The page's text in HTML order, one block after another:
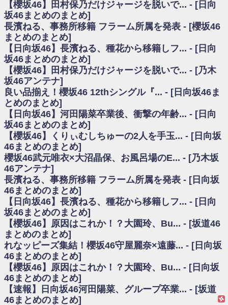
カそう...
欅坂あんてな ～欅坂46のニュース・情報・話題をピックアップ / れなッ
ピーズ集結！櫻坂46守屋麗奈×遠藤理子、8/6「ラヴィット！」水曜スタジオ出
演決定
欅坂/日向坂46まとめのまとめ / 【櫻坂46】田村保乃だけジャージを脱いで
いた理由
日向坂46まとめのまとめ / 【日向坂46】若林さん「笑えないぐらい師匠だ
から」佐々木久美と卒業後初の共演の様子がこちら！【激レアさん】
日向坂46まとめのまとめ / 【元日向坂46】情報解禁前で言えない！？丹生
ちゃん、メンバーと会った模様
乃木坂欅坂まとめのまとめ / 【日向坂46】この月、何かあるのか！？『お
願いバッハ！』ミーグリ日程がこちら
欅坂/日向坂46まとめのまとめ / 【櫻坂46】ミーグリで喧嘩！？山下瞳月、
これはマジギレしてる
乃木坂46アンテナ / 【櫻坂46】ハリソン守屋「ゆーづのせいです」【ラヴ
ィット!】
乃木坂あんてな ～乃木坂46・欅坂46・日向坂46のニュース・情報・話題
をピックアップ / 良い品揃え！櫻坂46 12thシングル『Make or Break』オフィ
シャルグッズ絶賛販売受付中
日向坂46まとめのまとめ / 【日向坂46】この月、何かあるのか！？『お願
いバッハ！』ミーグリ日程がこちら
日向坂46まとめのまとめ / 【元日向坂46】この卒業生、めちゃくちゃテレ
ビで見かけるな
欅坂/日向坂46まとめのまとめ / 【櫻坂46】リアルミーグリであの販売も！
『Make or Break』オフィシャルグッズ解禁
乃木坂46アンテナ / 【櫻坂46】ミーグリで喧嘩！？山下瞳月、これはマジ
ギレしてる
乃木坂あんてな ～乃木坂46・欅坂46・日向坂46のニュース・情報・話題
をピックアップ / れなッピーズ集結！櫻坂46守屋麗奈×遠藤理子、8/6「ラヴィ
ット！」水曜スタジオ出演決定
日向坂46まとめのまとめ / 【日向坂46】富田鈴花、次の事務所が決まって
そう！？
【櫻坂46】田村保乃だけジャージを脱いで... - [日向
坂46まとめのまとめ]
長濱ねる、事務所移籍 フラーム所属を発表 - [櫻坂46
まとめのまとめ]
【日向坂46】長濱ねる、種花から移籍しフ... - [日向
坂46まとめのまとめ]
【櫻坂46】田村保乃だけジャージを脱いで... - [乃木
坂46アンテナ]
良い品揃え！櫻坂46 12thシングル『... - [日向坂46ま
とめのまとめ]
【日向坂46】河田陽菜卒業後、衝撃の年齢... - [日向
坂46まとめのまとめ]
【櫻坂46】くりぃむしちゅーの2人を手玉... - [日向坂
46まとめのまとめ]
櫻坂46武元唯衣×大沼晶保、お風呂場のE... - [乃木坂
46アンテナ]
長濱ねる、事務所移籍 フラーム所属を発表 - [日向坂
46まとめのまとめ]
【日向坂46】長濱ねる、種花から移籍しフ... - [日向
坂46まとめのまとめ]
【櫻坂46】原因はこれか！？大園玲、Bu... - [坂道46
まとめのまとめ]
れなッピーズ集結！櫻坂46守屋麗奈×遠藤... - [日向坂
46まとめのまとめ]
【櫻坂46】原因はこれか！？大園玲、Bu... - [日向坂
46まとめのまとめ]
【速報】日向坂46河田陽菜、グループ卒業... - [坂道
46まとめのまとめ]